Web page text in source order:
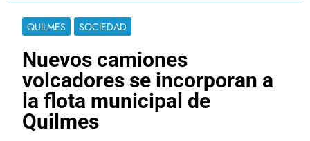
QUILMES SOCIEDAD
Nuevos camiones
volcadores se incorporan a
la flota municipal de
Quilmes